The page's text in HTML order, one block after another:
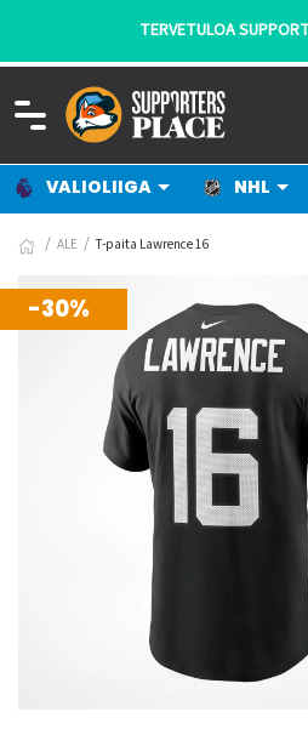
TERVETULOA
VALIOLIIGA NHL
ALE T-paita Lawrence 16
-30%